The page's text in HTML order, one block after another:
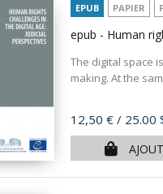
EPUB PAPIER
epub - Human
The digital space
making. At the
Prix
12,50 € / 25.00